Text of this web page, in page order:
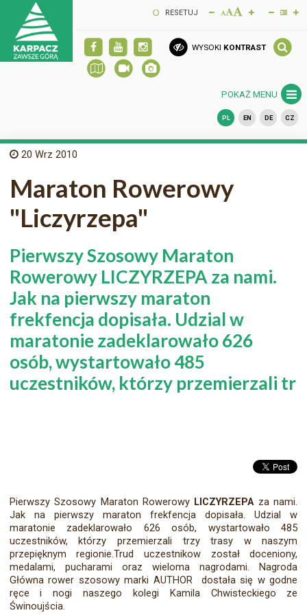
RESETUJ
WYSOKI KONTRAST
POKAŻ MENU
PL EN DE CZ
20 Wrz 2010
Maraton Rowerowy
"Liczyrzepa"
Pierwszy Szosowy Maraton
Rowerowy LICZYRZEPA za nami.
Jak na pierwszy maraton
frekfencja dopisała. Udzial w
maratonie zadeklarowało 626
osób, wystartowało 485
uczestników, którzy przemierzali tr
Pierwszy Szosowy Maraton Rowerowy LICZYRZEPAza nami.
Jak na pierwszy maraton frekfencja dopisała. Udzial w
maratonie zadeklarowało 626 osób, wystartowało 485
uczestników, którzy przemierzali trzy trasy w naszym
przepięknym regionie.Trud uczestnikow został doceniony,
medalami, pucharami oraz wieloma nagrodami. Nagroda
Główna rower szosowy marki AUTHOR dostała się w godne
ręce i nogi naszego kolegi Kamila Chwisteckiego ze
Świnoujścia.